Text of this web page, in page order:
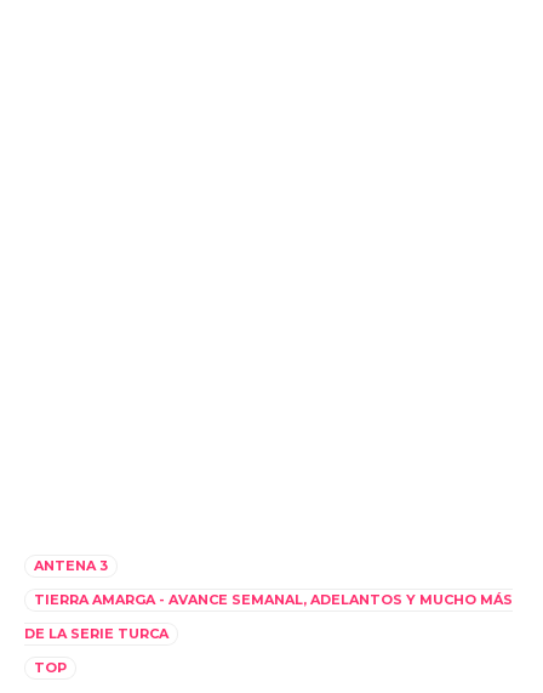
ANTENA 3
TIERRA AMARGA - AVANCE SEMANAL, ADELANTOS Y MUCHO MÁS
DE LA SERIE TURCA
TOP